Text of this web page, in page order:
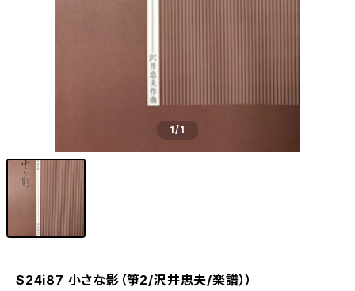
1/1
S24i87 小さな影（箏2/沢井忠夫/楽譜））